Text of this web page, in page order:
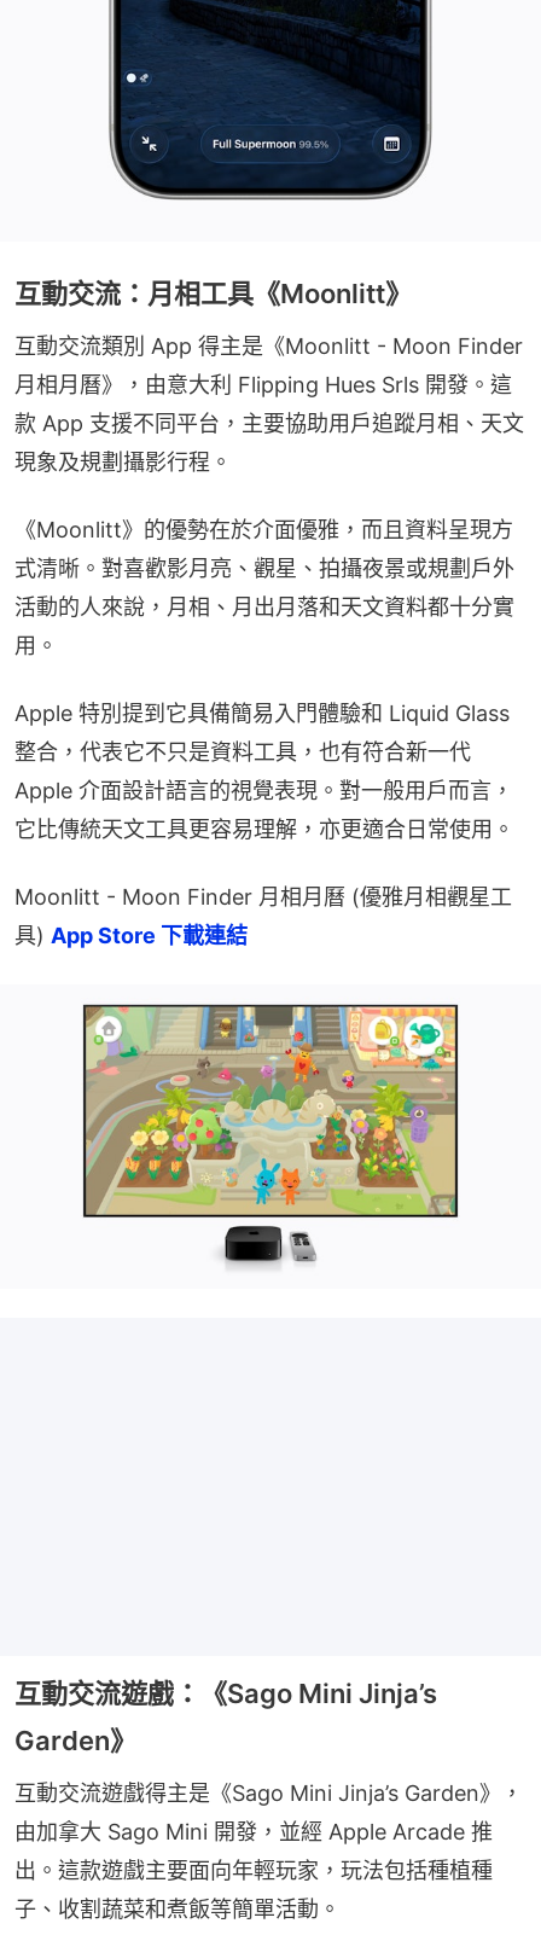
互動交流：月相工具《Moonlitt》
互動交流類別 App 得主是《Moonlitt - Moon Finder
月相月曆》，由意大利 Flipping Hues Srls 開發。這
款 App 支援不同平台，主要協助用戶追蹤月相、天文
現象及規劃攝影行程。
《Moonlitt》的優勢在於介面優雅，而且資料呈現方
式清晰。對喜歡影月亮、觀星、拍攝夜景或規劃戶外
活動的人來說，月相、月出月落和天文資料都十分實
用。
Apple 特別提到它具備簡易入門體驗和 Liquid Glass
整合，代表它不只是資料工具，也有符合新一代
Apple 介面設計語言的視覺表現。對一般用戶而言，
它比傳統天文工具更容易理解，亦更適合日常使用。
Moonlitt - Moon Finder 月相月曆 (優雅月相觀星工
具) App Store 下載連結
互動交流遊戲：《Sago Mini Jinja’s
Garden》
互動交流遊戲得主是《Sago Mini Jinja’s Garden》，
由加拿大 Sago Mini 開發，並經 Apple Arcade 推
出。這款遊戲主要面向年輕玩家，玩法包括種植種
子、收割蔬菜和煮飯等簡單活動。